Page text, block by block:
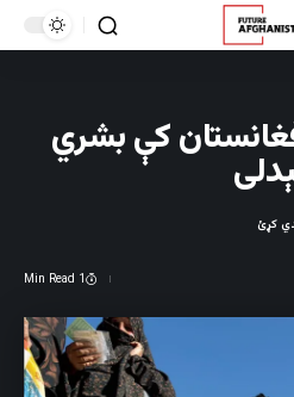
کې بشري
1 Min Read